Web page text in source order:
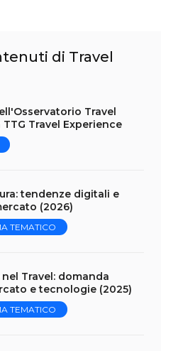
di Travel
Travel
Travel Experience
tendenze digitali e
(2026)
TEMATICO
Travel: domanda
e tecnologie (2025)
TEMATICO